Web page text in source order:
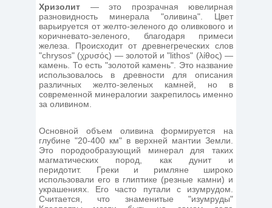
Хризолит — это прозрачная ювелирная
разновидность минерала "оливина". Цвет
варьируется от желто-зеленого до оливкового и
коричневато-зеленого, благодаря примеси
железа. Происходит от древнегреческих слов
"chrysos" (χρυσός) — золотой и "lithos" (λίθος) —
камень. То есть "золотой камень". Это название
использовалось в древности для описания
различных желто-зеленых камней, но в
современной минералогии закрепилось именно
за оливином.
Основной объем оливина формируется на
глубине "20-400 км" в верхней мантии Земли.
Это породообразующий минерал для таких
магматических пород, как дунит и
перидотит. Греки и римляне широко
использовали его в глиптике (резные камни) и
украшениях. Его часто путали с изумрудом.
Считается, что знаменитые "изумруды"